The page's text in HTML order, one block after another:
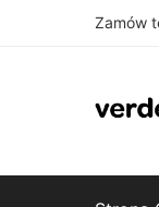
Zamów